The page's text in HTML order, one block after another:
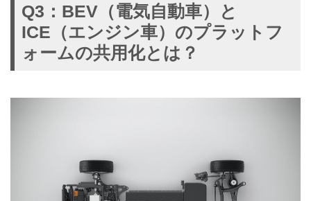
Q3：BEV（電気自動車）と
ICE（エンジン車）のプラットフ
ォームの共用化とは？